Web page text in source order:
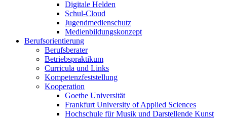
Digitale Helden
Schul-Cloud
Jugendmedienschutz
Medienbildungskonzept
Berufsorientierung
Berufsberater
Betriebspraktikum
Curricula und Links
Kompetenzfeststellung
Kooperation
Goethe Universität
Frankfurt University of Applied Sciences
Hochschule für Musik und Darstellende Kunst